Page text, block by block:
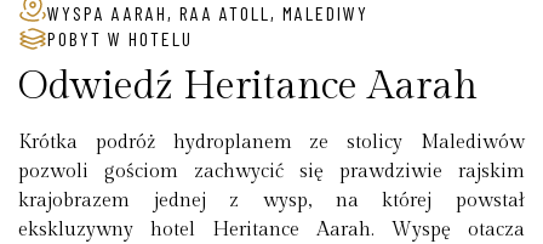
WYSPA AARAH, RAA ATOLL, MALEDIWY
POBYT W HOTELU
Odwiedź Heritance Aarah
Krótka podróż hydroplanem ze stolicy Malediwów
pozwoli gościom zachwycić się prawdziwie rajskim
krajobrazem jednej z wysp, na której powstał
ekskluzywny hotel Heritance Aarah. Wyspę otacza